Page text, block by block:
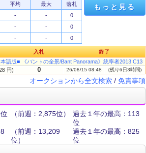
平均 最大
落札
- -
0
- -
0
- - 0
もっと見る
入札
終了
語版■ 《バントの全景/Bant Panorama》統率者2013 C13
円) 0 26/08/15 08:48 (残り6日3時間)
オークションから全文検索 / 免責事項
（前週：2,875位）
過去１年の最高：113
位
（前週：13,209
位）
過去１年の最高：825
位